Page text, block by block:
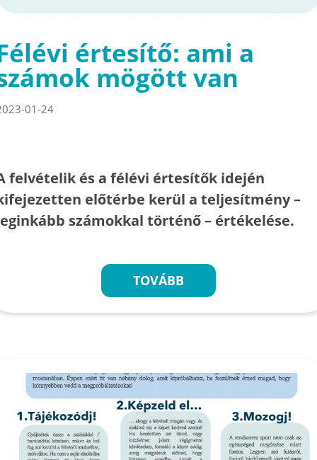
értesítő: ami a
mögött van
01-24
felvételik és a félévi értesítők idején
előtérbe kerül a teljesítmény –
számokkal történő – értékelése.
TOVÁBB